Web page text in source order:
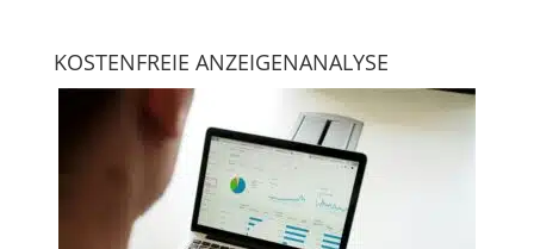
KOSTENFREIE ANZEIGENANALYSE